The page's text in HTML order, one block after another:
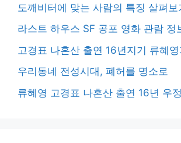
도깨비터에 맞는 사람의 특징 살펴보
라스트 하우스 SF 공포 영화 관람 정
고경표 나혼산 출연 16년지기 류혜
우리동네 전성시대, 폐허를 명소로
류혜영 고경표 나혼산 출연 16년 우